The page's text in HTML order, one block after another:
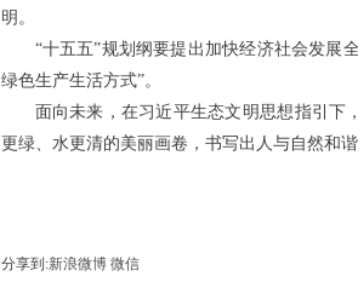
明。
“十五五”规划纲要提出加快经济社会发展
绿色生产生活方式”。
面向未来，在习近平生态文明思想指引下
更绿、水更清的美丽画卷，书写出人与自然和
分享到:新浪微博 微信